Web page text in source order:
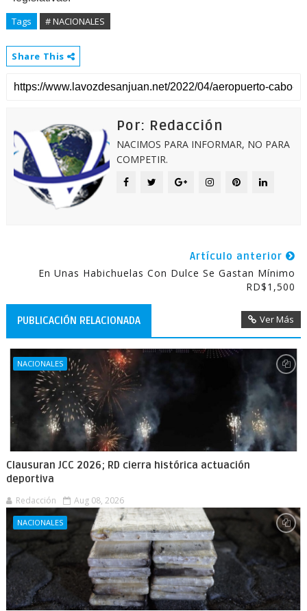
Tags # NACIONALES
Share This
Por: Redacción
NACIMOS PARA INFORMAR, NO PARA
COMPETIR.
Artículo anterior
En Unas Habichuelas Con Dulce Se Gastan Mínimo
RD$1,500
PUBLICACIÓN RELACIONADA Ver Más
NACIONALES
Clausuran JCC 2026; RD cierra histórica actuación
deportiva
Redacción Aug 08, 2026
NACIONALES